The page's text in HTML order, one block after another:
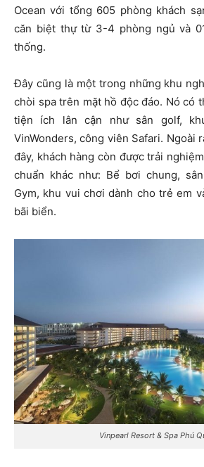
Ocean với tổng 605 phòng khách
căn biệt thự từ 3-4 phòng ngủ và
thống.
Đây cũng là một trong những khu
chòi spa trên mặt hồ độc đáo. Nó có
tiện ích lân cận như sân golf,
VinWonders, công viên Safari. Ngoài
đây, khách hàng còn được trải
chuẩn khác như: Bể bơi chung,
Gym, khu vui chơi dành cho trẻ em
bãi biển.
Vinpearl Resort & Spa Phú